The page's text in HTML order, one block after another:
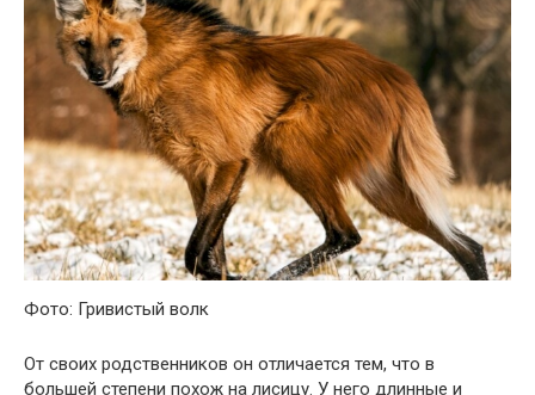
Фото: Гривистый волк
От своих родственников он отличается тем, что в
большей степени похож на лисицу. У него длинные и